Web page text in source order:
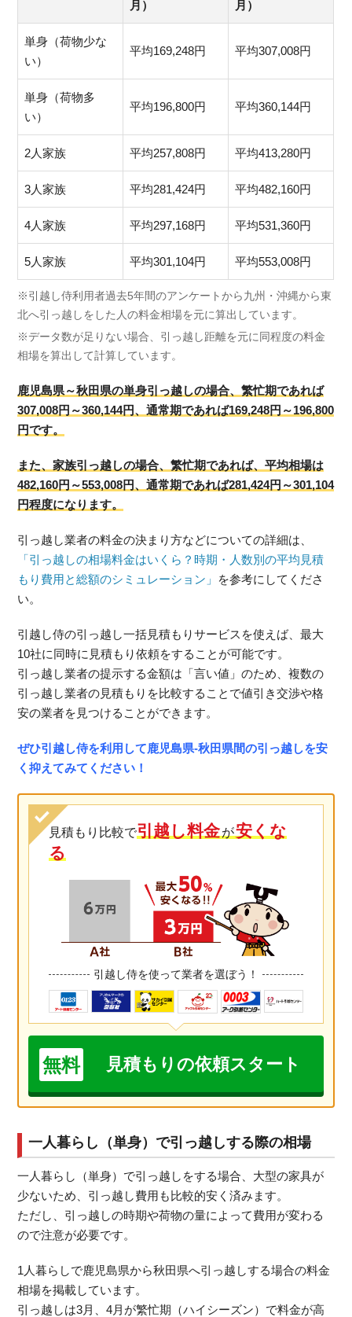
月） 月）
単身（荷物少な
い）
平均169,248円 平均307,008円
単身（荷物多
い）
平均196,800円 平均360,144円
2人家族 平均257,808円 平均413,280円
3人家族 平均281,424円 平均482,160円
4人家族 平均297,168円 平均531,360円
5人家族 平均301,104円 平均553,008円
※引越し侍利用者過去5年間のアンケートから九州・沖縄から東
北へ引っ越しをした人の料金相場を元に算出しています。
※データ数が足りない場合、引っ越し距離を元に同程度の料金
相場を算出して計算しています。
鹿児島県～秋田県の単身引っ越しの場合、繁忙期であれば
307,008円～360,144円、通常期であれば169,248円～196,800
円です。
また、家族引っ越しの場合、繁忙期であれば、平均相場は
482,160円～553,008円、通常期であれば281,424円～301,104
円程度になります。
引っ越し業者の料金の決まり方などについての詳細は、
「引っ越しの相場料金はいくら？時期・人数別の平均見積
もり費用と総額のシミュレーション」 を参考にしてくださ
い。
引越し侍の引っ越し一括見積もりサービスを使えば、最大
10社に同時に見積もり依頼をすることが可能です。
引っ越し業者の提示する金額は「言い値」のため、複数の
引っ越し業者の見積もりを比較することで値引き交渉や格
安の業者を見つけることができます。
ぜひ引越し侍を利用して鹿児島県-秋田県間の引っ越しを安
く抑えてみてください！
見積もり比較で引越し料金が安くな
る
引越し侍を使って業者を選ぼう！
無料 見積もりの依頼スタート
一人暮らし（単身）で引っ越しする際の相場
一人暮らし（単身）で引っ越しをする場合、大型の家具が
少ないため、引っ越し費用も比較的安く済みます。
ただし、引っ越しの時期や荷物の量によって費用が変わる
ので注意が必要です。
1人暮らしで鹿児島県から秋田県へ引っ越しする場合の料金
相場を掲載しています。
引っ越しは3月、4月が繁忙期（ハイシーズン）で料金が高